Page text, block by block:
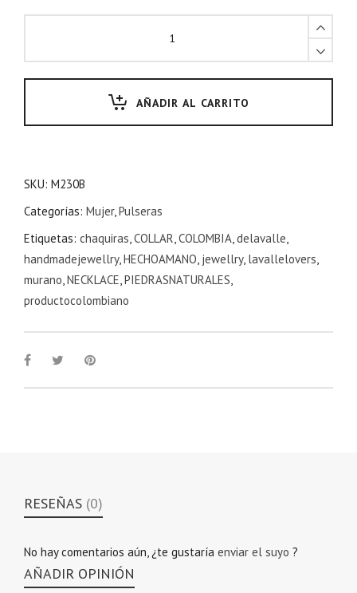
AÑADIR AL CARRITO
SKU: M230B
Categorías: Mujer,Pulseras
Etiquetas: chaquiras,COLLAR,COLOMBIA,delavalle,
handmadejewellry,HECHOAMANO, jewellry, lavallelovers,
murano,NECKLACE,PIEDRASNATURALES,
productocolombiano
RESEÑAS (0)
No hay comentarios aún, ¿te gustaría enviar el suyo ?
AÑADIR OPINIÓN